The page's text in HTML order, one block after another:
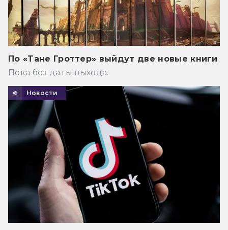
По «Тане Гроттер» выйдут две новые книги
Пока без даты выхода.
Новости